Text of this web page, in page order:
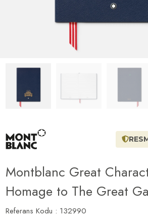
Montblanc Great
Homage to The Great
Referans Kodu : 132990